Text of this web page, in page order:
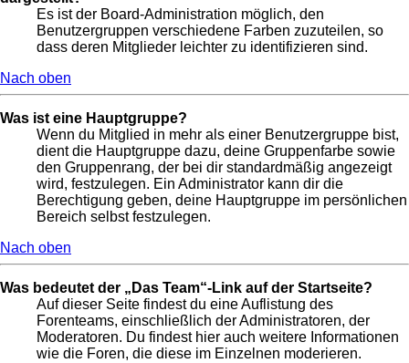
Es ist der Board-Administration möglich, den
Benutzergruppen verschiedene Farben zuzuteilen, so
dass deren Mitglieder leichter zu identifizieren sind.
Nach oben
Was ist eine Hauptgruppe?
Wenn du Mitglied in mehr als einer Benutzergruppe bist,
dient die Hauptgruppe dazu, deine Gruppenfarbe sowie
den Gruppenrang, der bei dir standardmäßig angezeigt
wird, festzulegen. Ein Administrator kann dir die
Berechtigung geben, deine Hauptgruppe im persönlichen
Bereich selbst festzulegen.
Nach oben
Was bedeutet der „Das Team“-Link auf der Startseite?
Auf dieser Seite findest du eine Auflistung des
Forenteams, einschließlich der Administratoren, der
Moderatoren. Du findest hier auch weitere Informationen
wie die Foren, die diese im Einzelnen moderieren.